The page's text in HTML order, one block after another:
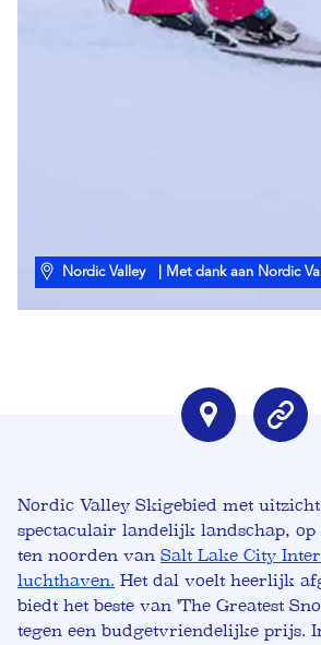
Nordic Valley | Met dank aan Nordic
Nordic Valley Skigebied met uitzicht
spectaculair landelijk landschap, op
ten noorden van Salt Lake City
luchthaven. Het dal voelt heerlijk
biedt het beste van 'The Greatest
tegen een budgetvriendelijke prijs.